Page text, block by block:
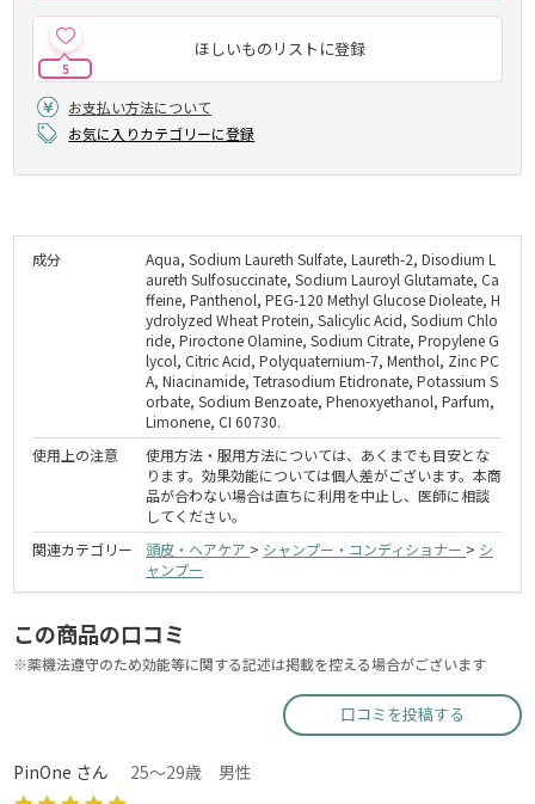
ほしいものリストに登録
5
お支払い方法について
お気に入りカテゴリーに登録
成分
Aqua, Sodium Laureth Sulfate, Laureth-2, Disodium L
aureth Sulfosuccinate, Sodium Lauroyl Glutamate, Ca
ffeine, Panthenol, PEG-120 Methyl Glucose Dioleate, H
ydrolyzed Wheat Protein, Salicylic Acid, Sodium Chlo
ride, Piroctone Olamine, Sodium Citrate, Propylene G
lycol, Citric Acid, Polyquaternium-7, Menthol, Zinc PC
A, Niacinamide, Tetrasodium Etidronate, Potassium S
orbate, Sodium Benzoate, Phenoxyethanol, Parfum,
Limonene, CI 60730.
使用上の注意
使用方法・服用方法については、あくまでも目安とな
ります。効果効能については個人差がございます。本商
品が合わない場合は直ちに利用を中止し、医師に相談
してください。
関連カテゴリー
頭皮・ヘアケア > シャンプー・コンディショナー > シ
ャンプー
この商品の口コミ
※薬機法遵守のため効能等に関する記述は掲載を控える場合がございます
口コミを投稿する
PinOne さん 25～29歳 男性